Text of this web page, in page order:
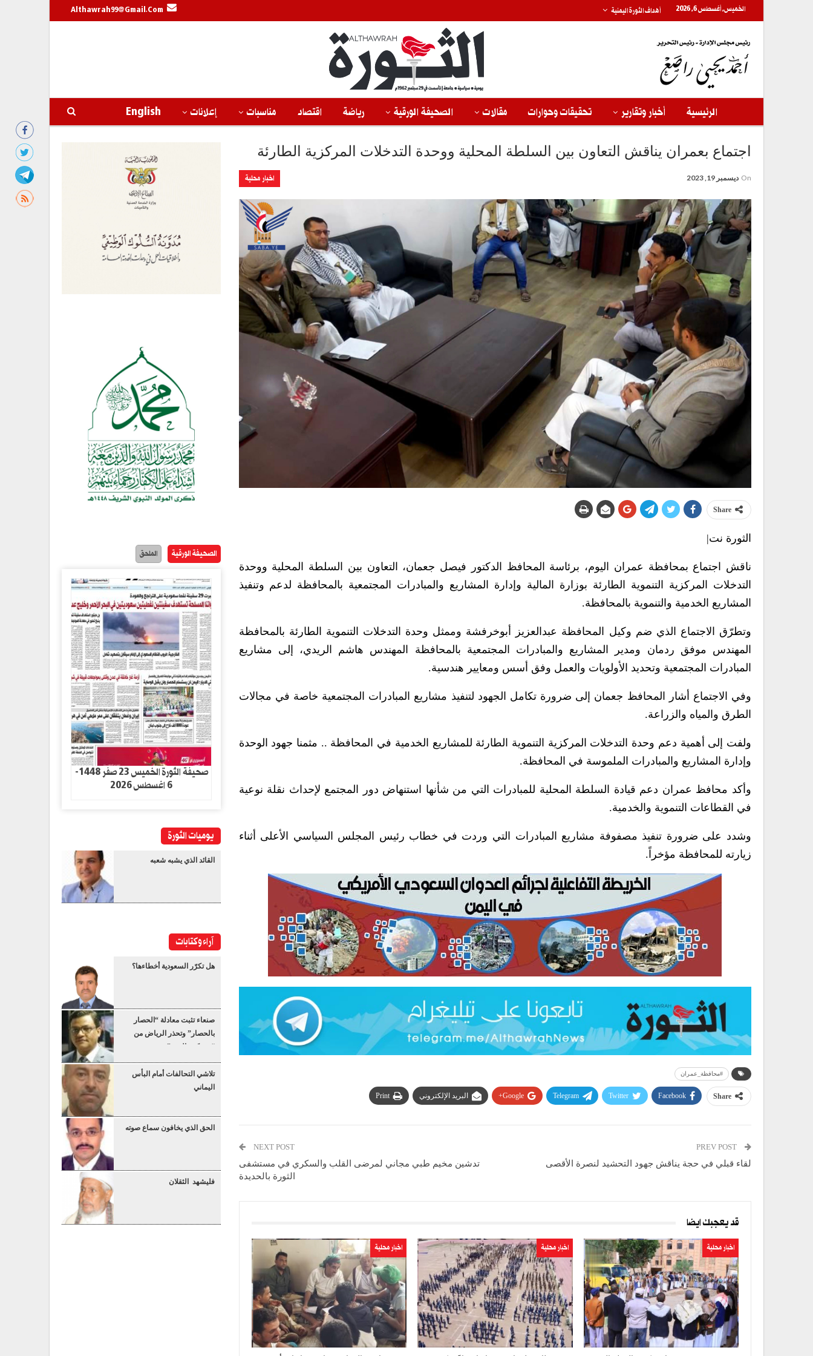
الخميس, أغسطس 6, 2026 أهداف الثورة اليمنية Althawrah99@gmail.com
الرئيسية أخبار وتقارير تحقيقات وحوارات مقالات الصحيفة الورقية رياضة اقتصاد مناسبات إعلانات English
اجتماع بعمران يناقش التعاون بين السلطة المحلية ووحدة التدخلات المركزية الطارئة
اخبار محلية On ديسمبر 19, 2023
Share
الثورة نت|
ناقش اجتماع بمحافظة عمران اليوم، برئاسة المحافظ الدكتور فيصل جعمان، التعاون بين السلطة المحلية ووحدة
التدخلات المركزية التنموية الطارئة بوزارة المالية وإدارة المشاريع والمبادرات المجتمعية بالمحافظة لدعم وتنفيذ
المشاريع الخدمية والتنموية بالمحافظة.
وتطرّق الاجتماع الذي ضم وكيل المحافظة عبدالعزيز أبوخرفشة وممثل وحدة التدخلات التنموية الطارئة بالمحافظة
المهندس موفق ردمان ومدير المشاريع والمبادرات المجتمعية بالمحافظة المهندس هاشم الريدي، إلى مشاريع
المبادرات المجتمعية وتحديد الأولويات والعمل وفق أسس ومعايير هندسية.
وفي الاجتماع أشار المحافظ جعمان إلى ضرورة تكامل الجهود لتنفيذ مشاريع المبادرات المجتمعية خاصة في مجالات
الطرق والمياه والزراعة.
ولفت إلى أهمية دعم وحدة التدخلات المركزية التنموية الطارئة للمشاريع الخدمية في المحافظة .. مثمنا جهود الوحدة
وإدارة المشاريع والمبادرات الملموسة في المحافظة.
وأكد محافظ عمران دعم قيادة السلطة المحلية للمبادرات التي من شأنها استنهاض دور المجتمع لإحداث نقلة نوعية
في القطاعات التنموية والخدمية.
وشدد على ضرورة تنفيذ مصفوفة مشاريع المبادرات التي وردت في خطاب رئيس المجلس السياسي الأعلى أثناء
زيارته للمحافظة مؤخراً.
#محافظة_عمران
Share
Facebook
Twitter
Telegram
Google+ البريد الإلكتروني Print
لقاء قبلي في حجة يناقش جهود التحشيد لنصرة الأقصى
NEXT POST
تدشين مخيم طبي مجاني لمرضى القلب والسكري في مستشفى
الثورة بالحديدة
قد يعجبك ايضا
اخبار محلية اخبار محلية اخبار محلية
الصحيفة الورقية الملحق
صحيفة الثورة الخميس 23 صفر 1448-
6 اغسطس 2026
يوميات الثورة
القائد الذي يشبه شعبه
آراء وكتابات
هل تكرّر السعودية أخطاءها؟
صنعاء تثبت معادلة “الحصار
بالحصار” وتحذر الرياض من
“عسكرة البحر”
تلاشي التحالفات أمام البأس
اليماني
الحق الذي يخافون سماع صوته
فليشهد الثقلان